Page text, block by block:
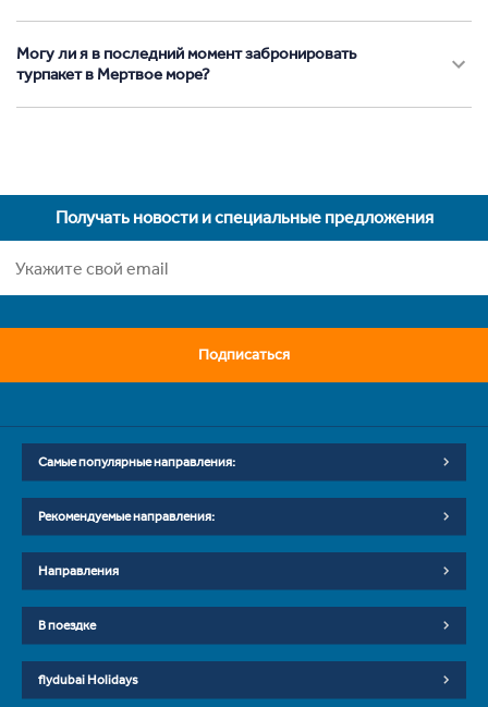
Могу ли я в последний момент забронировать
турпакет в Мертвое море?
Получать новости и специальные предложения
Подписаться
Самые популярные направления:
Рекомендуемые направления:
Направления
В поездке
flydubai Holidays